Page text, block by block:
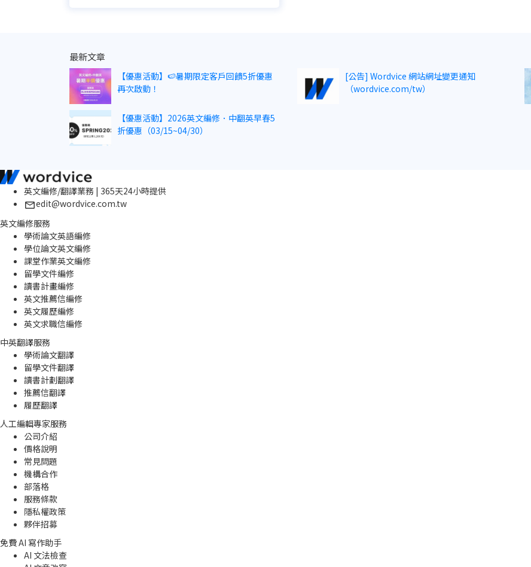
最新文章
【優惠活動】🍉暑期限定客戶回饋5折優惠
再次啟動！
[公告] Wordvice 網站網址變更通知
（wordvice.com/tw）
【優惠活動】2026英文編修．中翻英早春5
折優惠（03/15~04/30）
英文編修/翻譯業務 | 365天24小時提供
edit@wordvice.com.tw
英文編修服務
學術論文英語編修
學位論文英文編修
課堂作業英文編修
留學文件編修
讀書計畫編修
英文推薦信編修
英文履歷編修
英文求職信編修
中英翻譯服務
學術論文翻譯
留學文件翻譯
讀書計劃翻譯
推薦信翻譯
履歷翻譯
人工編輯專家服務
公司介紹
價格說明
常見問題
機構合作
部落格
服務條款
隱私權政策
夥伴招募
免費 AI 寫作助手
AI 文法檢查